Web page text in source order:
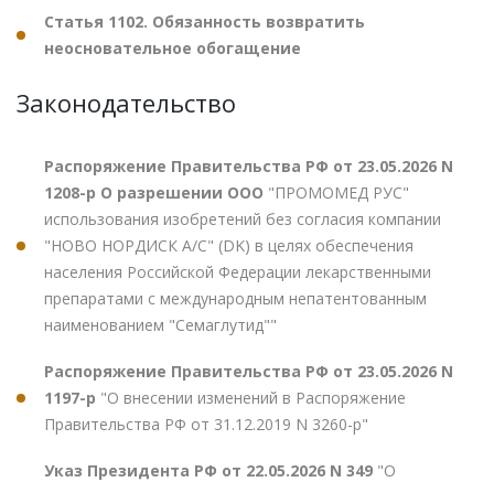
Статья 1102. Обязанность возвратить
неосновательное обогащение
Законодательство
Распоряжение Правительства РФ от 23.05.2026 N
1208-р О разрешении ООО "ПРОМОМЕД РУС"
использования изобретений без согласия компании
"НОВО НОРДИСК А/С" (DK) в целях обеспечения
населения Российской Федерации лекарственными
препаратами с международным непатентованным
наименованием "Семаглутид""
Распоряжение Правительства РФ от 23.05.2026 N
1197-р "О внесении изменений в Распоряжение
Правительства РФ от 31.12.2019 N 3260-р"
Указ Президента РФ от 22.05.2026 N 349 "О